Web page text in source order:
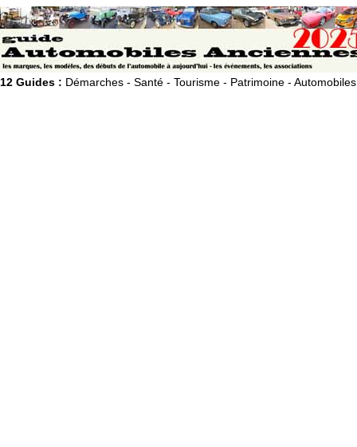
12 Guides : Démarches - Santé - Tourisme - Patrimoine - Automobiles